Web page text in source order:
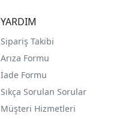
YARDIM
Sipariş Takibi
Arıza Formu
İade Formu
Sıkça Sorulan Sorular
Müşteri Hizmetleri